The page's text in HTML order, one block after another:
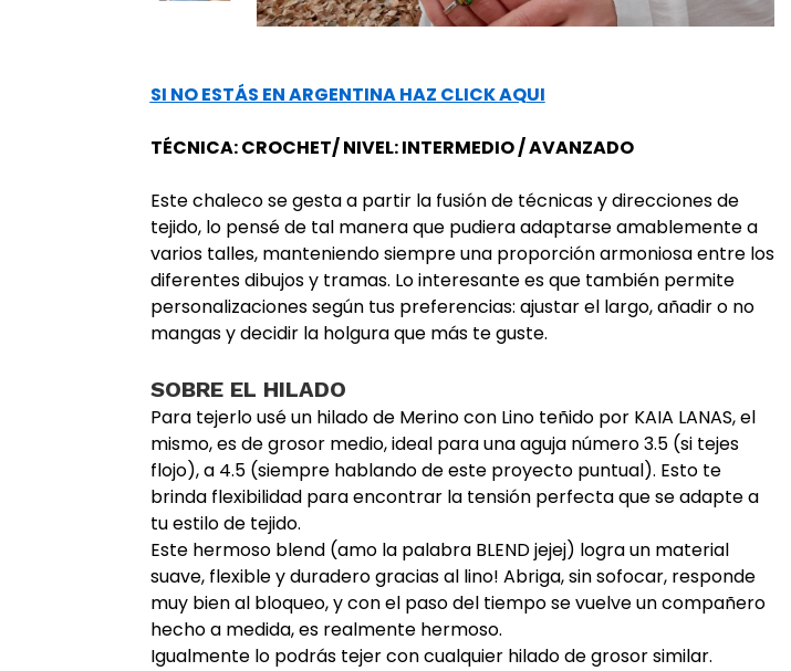
SI NO ESTÁS EN ARGENTINA HAZ CLICK AQUI
TÉCNICA: CROCHET/ NIVEL: INTERMEDIO / AVANZADO
Este chaleco se gesta a partir la fusión de técnicas y direcciones de
tejido, lo pensé de tal manera que pudiera adaptarse amablemente a
varios talles, manteniendo siempre una proporción armoniosa entre los
diferentes dibujos y tramas. Lo interesante es que también permite
personalizaciones según tus preferencias: ajustar el largo, añadir o no
mangas y decidir la holgura que más te guste.
SOBRE EL HILADO
Para tejerlo usé un hilado de Merino con Lino teñido por KAIA LANAS, el
mismo, es de grosor medio, ideal para una aguja número 3.5 (si tejes
flojo), a 4.5 (siempre hablando de este proyecto puntual). Esto te
brinda flexibilidad para encontrar la tensión perfecta que se adapte a
tu estilo de tejido.
Este hermoso blend (amo la palabra BLEND jejej) logra un material
suave, flexible y duradero gracias al lino! Abriga, sin sofocar, responde
muy bien al bloqueo, y con el paso del tiempo se vuelve un compañero
hecho a medida, es realmente hermoso.
Igualmente lo podrás tejer con cualquier hilado de grosor similar.